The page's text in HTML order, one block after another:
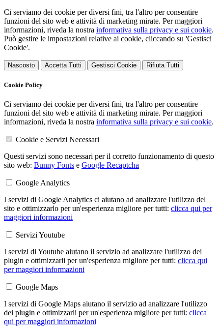
Ci serviamo dei cookie per diversi fini, tra l'altro per consentire
funzioni del sito web e attività di marketing mirate. Per maggiori
informazioni, riveda la nostra informativa sulla privacy e sui cookie.
Può gestire le impostazioni relative ai cookie, cliccando su 'Gestisci
Cookie'.
Nascosto Accetta Tutti Gestisci Cookie Rifiuta Tutti
Cookie Policy
Ci serviamo dei cookie per diversi fini, tra l'altro per consentire
funzioni del sito web e attività di marketing mirate. Per maggiori
informazioni, riveda la nostra informativa sulla privacy e sui cookie.
Cookie e Servizi Necessari
Questi servizi sono necessari per il corretto funzionamento di questo
sito web: Bunny Fonts e Google Recaptcha
Google Analytics
I servizi di Google Analytics ci aiutano ad analizzare l'utilizzo del
sito e ottimizzarlo per un'esperienza migliore per tutti: clicca qui per
maggiori informazioni
Servizi Youtube
I servizi di Youtube aiutano il servizio ad analizzare l'utilizzo dei
plugin e ottimizzarli per un'esperienza migliore per tutti: clicca qui
per maggiori informazioni
Google Maps
I servizi di Google Maps aiutano il servizio ad analizzare l'utilizzo
dei plugin e ottimizzarli per un'esperienza migliore per tutti: clicca
qui per maggiori informazioni